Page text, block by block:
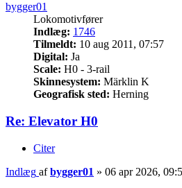
bygger01
Lokomotivfører
Indlæg: 1746
Tilmeldt: 10 aug 2011, 07:57
Digital: Ja
Scale: H0 - 3-rail
Skinnesystem: Märklin K
Geografisk sted: Herning
Re: Elevator H0
Citer
Indlæg afbygger01 » 06 apr 2026,